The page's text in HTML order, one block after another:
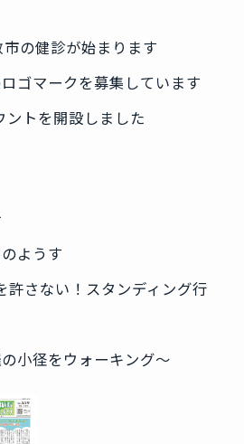
の健診が始まります
ゴマークを募集しています
トを開設しました
ようす
さない！スタンディング行
小径をウォーキング～